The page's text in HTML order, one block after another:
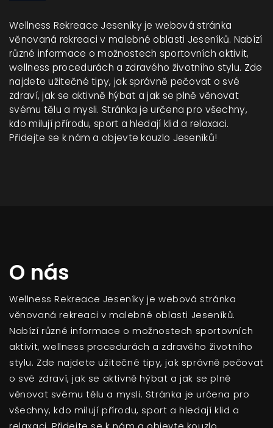
Wellness Rekreace Jeseníky je webová stránka
věnovaná rekreaci v malebné oblasti Jeseníků. Nabízí
různé informace o možnostech sportovních aktivit,
wellness procedurách a zdravého životního stylu. Zde
najdete užitečné tipy, jak správně pečovat o své
zdraví, jak se aktivně hýbat a jak se plně věnovat
svému tělu a mysli. Stránka je určena pro všechny,
kdo milují přírodu, sport a hledají klid a relaxaci.
Přidejte se k nám a objevte kouzlo Jeseníků!
O nás
Wellness Rekreace Jeseníky je webová stránka
věnovaná rekreaci v malebné oblasti Jeseníků.
Nabízí různé informace o možnostech sportovních
aktivit, wellness procedurách a zdravého životního
stylu. Zde najdete užitečné tipy, jak správně pečovat
o své zdraví, jak se aktivně hýbat a jak se plně
věnovat svému tělu a mysli. Stránka je určena pro
všechny, kdo milují přírodu, sport a hledají klid a